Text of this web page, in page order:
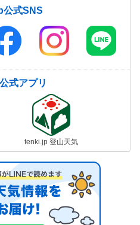
式SNS
式アプリ
tenki.jp 登山天気